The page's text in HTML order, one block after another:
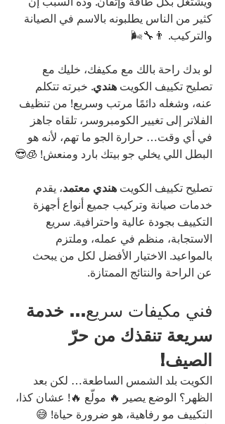
كثير من الناس يطلبونه بالاسم في الصيانة
والتركيب. 👨‍🔧🌬️
لو بدك راحة بالك مع مكيفك، خليك مع
تصليح تكييف الكويت هندي. خبرته تتكلم
عنه، وشغله دائمًا مرتب وسريع! من تنظيف
الفلاتر إلى تغيير الكومبروسر، تلقاه جاهز
في أي وقت… حرارة الجو ما تهم، لأنه هو
البطل اللي يخلي جو بيتك بارد ومنعش! 🧊😎
تصليح تكييف الكويت هندي معتمد، يقدم
خدمات صيانة وتركيب جميع أنواع أجهزة
التكييف بجودة عالية واحترافية. سريع
الاستجابة، منظم في عمله، وملتزم
بالمواعيد. الاختيار الأفضل لكل من يبحث
عن الراحة والنتائج الممتازة.
فني مكيفات سريع… خدمة
سريعة تنقذك من حرّ
الصيف!
الكويت بلد الشمس الساطعة… لكن بعد
الظهر؟ الوضع يصير 🔥 مولّع 🔥! عشان كذا،
التكييف مو رفاهية، هو ضرورة حياة! 😅